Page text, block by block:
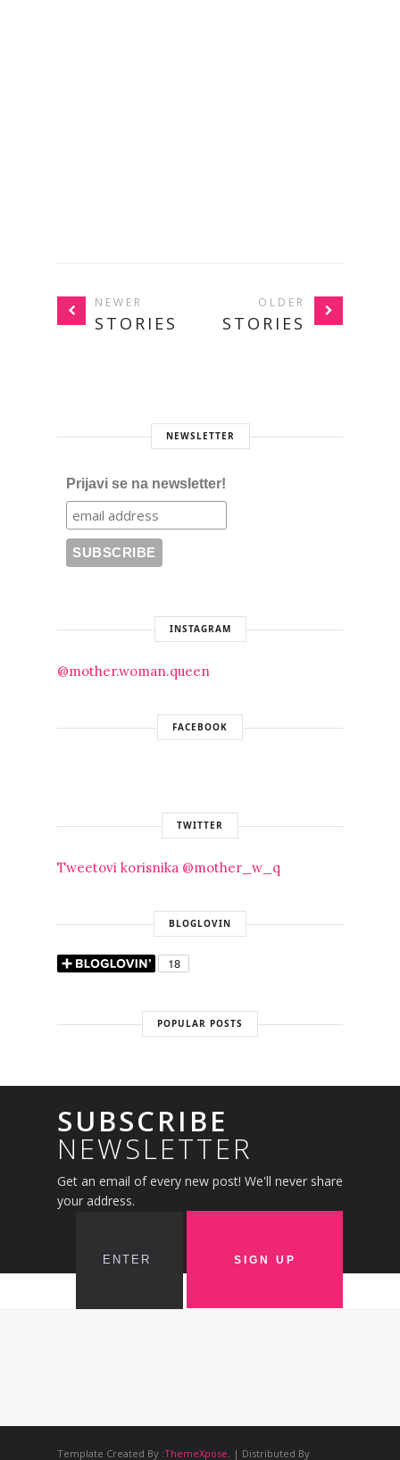
NEWER
STORIES
OLDER
STORIES
NEWSLETTER
Prijavi se na newsletter!
INSTAGRAM
@mother.woman.queen
FACEBOOK
TWITTER
Tweetovi korisnika @mother_w_q
BLOGLOVIN
POPULAR POSTS
SUBSCRIBE
NEWSLETTER
Get an email of every new post! We'll never share
your address.
Template Created By :ThemeXpose . | Distributed By